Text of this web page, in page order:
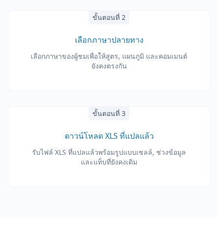
ขั้นตอนที่ 2
เลือกภาษาปลายทาง
เลือกภาษาของผู้ชมเพื่อให้สูตร, แผนภูมิ และคอมเมนต์
ยังคงตรงกัน
ขั้นตอนที่ 3
ดาวน์โหลด XLS ที่แปลแล้ว
รับไฟล์ XLS ที่แปลแล้วพร้อมรูปแบบเซลล์, ช่วงข้อมูล
และแท็บที่ยังคงเดิม